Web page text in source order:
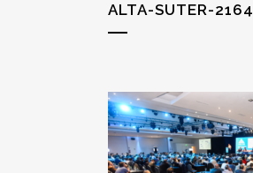
ALTA-SUTER-2164